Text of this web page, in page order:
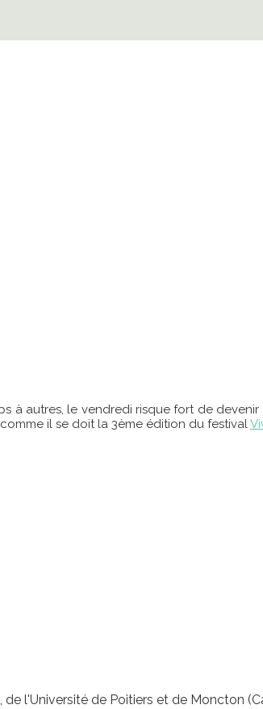
autres, le vendredi risque fort de
il se doit la 3ème édition du festival
l'Université de Poitiers et de Moncton